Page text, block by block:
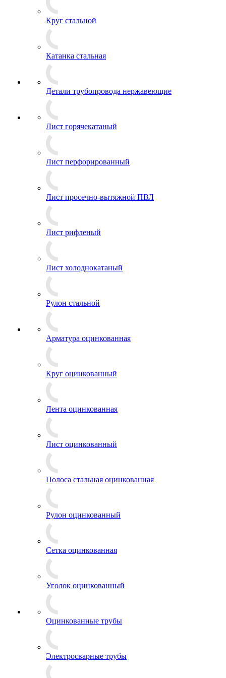
Круг стальной
Катанка стальная
Детали трубопровода нержавеющие
Лист горячекатаный
Лист перфорированный
Лист просечно-вытяжной ПВЛ
Лист рифленый
Лист холоднокатаный
Рулон стальной
Арматура оцинкованная
Круг оцинкованный
Лента оцинкованная
Лист оцинкованный
Полоса стальная оцинкованная
Рулон оцинкованный
Сетка оцинкованная
Уголок оцинкованный
Оцинкованные трубы
Электросварные трубы